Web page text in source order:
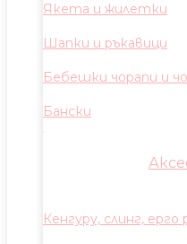
Якета и жилетки
Шапки и ръкавици
Бебешки чорапи и
Бански
Кенгуру, слинг, ерго